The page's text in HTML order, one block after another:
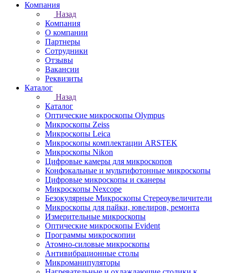
Компания
Назад
Компания
О компании
Партнеры
Сотрудники
Отзывы
Вакансии
Реквизиты
Каталог
Назад
Каталог
Оптические микроскопы Olympus
Микроскопы Zeiss
Микроскопы Leica
Микроскопы комплектации ARSTEK
Микроскопы Nikon
Цифровые камеры для микроскопов
Конфокальные и мультифотонные микроскопы
Цифровые микроскопы и сканеры
Микроскопы Nexcope
Безокулярные Микроскопы Стереоувеличители
Микроскопы для пайки, ювелиров, ремонта
Измерительные микроскопы
Оптические микроскопы Evident
Программы микроскопии
Атомно-силовые микроскопы
Антивибрационные столы
Микроманипуляторы